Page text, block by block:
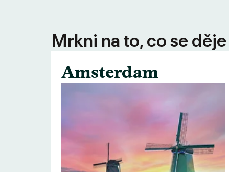
Mrkni na to, co se
Amsterdam